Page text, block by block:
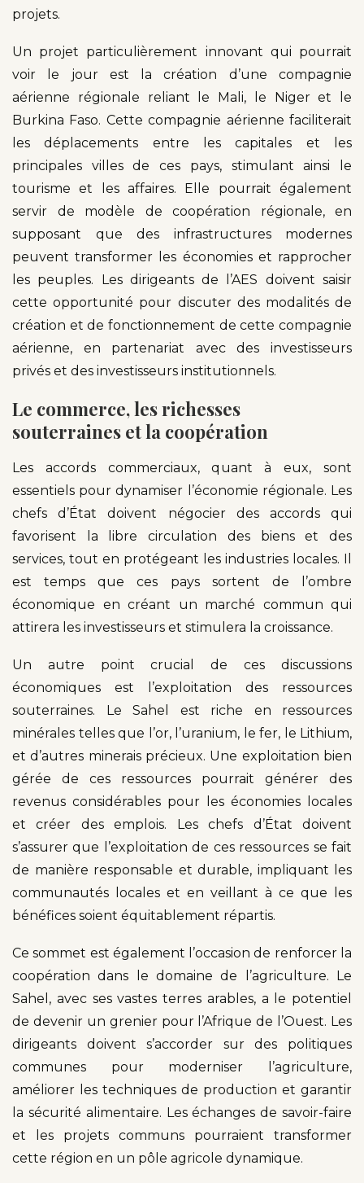
projets.
Un projet particulièrement innovant qui pourrait
voir le jour est la création d’une compagnie
aérienne régionale reliant le Mali, le Niger et le
Burkina Faso. Cette compagnie aérienne faciliterait
les déplacements entre les capitales et les
principales villes de ces pays, stimulant ainsi le
tourisme et les affaires. Elle pourrait également
servir de modèle de coopération régionale, en
supposant que des infrastructures modernes
peuvent transformer les économies et rapprocher
les peuples. Les dirigeants de l’AES doivent saisir
cette opportunité pour discuter des modalités de
création et de fonctionnement de cette compagnie
aérienne, en partenariat avec des investisseurs
privés et des investisseurs institutionnels.
Le commerce, les richesses
souterraines et la coopération
Les accords commerciaux, quant à eux, sont
essentiels pour dynamiser l’économie régionale. Les
chefs d’État doivent négocier des accords qui
favorisent la libre circulation des biens et des
services, tout en protégeant les industries locales. Il
est temps que ces pays sortent de l’ombre
économique en créant un marché commun qui
attirera les investisseurs et stimulera la croissance.
Un autre point crucial de ces discussions
économiques est l’exploitation des ressources
souterraines. Le Sahel est riche en ressources
minérales telles que l’or, l’uranium, le fer, le Lithium,
et d’autres minerais précieux. Une exploitation bien
gérée de ces ressources pourrait générer des
revenus considérables pour les économies locales
et créer des emplois. Les chefs d’État doivent
s’assurer que l’exploitation de ces ressources se fait
de manière responsable et durable, impliquant les
communautés locales et en veillant à ce que les
bénéfices soient équitablement répartis.
Ce sommet est également l’occasion de renforcer la
coopération dans le domaine de l’agriculture. Le
Sahel, avec ses vastes terres arables, a le potentiel
de devenir un grenier pour l’Afrique de l’Ouest. Les
dirigeants doivent s’accorder sur des politiques
communes pour moderniser l’agriculture,
améliorer les techniques de production et garantir
la sécurité alimentaire. Les échanges de savoir-faire
et les projets communs pourraient transformer
cette région en un pôle agricole dynamique.